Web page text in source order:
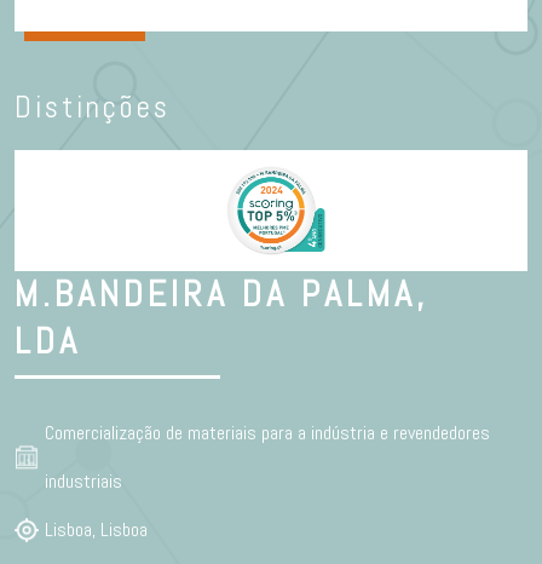
Distinções
M.BANDEIRA DA PALMA,
LDA
Comercialização de materiais para a indústria e revendedores
industriais
Lisboa, Lisboa